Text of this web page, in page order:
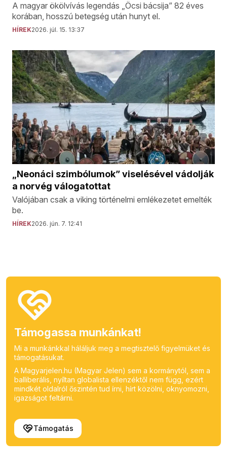
A magyar ökölvívás legendás „Öcsi bácsija” 82 éves
korában, hosszú betegség után hunyt el.
HÍREK2026. júl. 15. 13:37
„Neonáci szimbólumok” viselésével vádolják
a norvég válogatottat
Valójában csak a viking történelmi emlékezetet emelték
be.
HÍREK2026. jún. 7. 12:41
Támogassa munkánkat!
Mi a munkánkkal háláljuk meg a megtisztelő figyelmüket és
támogatásukat.
A Magyarjelen.hu (Magyar Jelen) sem a kormánytól, sem a
balliberális, nyíltan globalista ellenzéktől nem függ, ezért
mindkét oldalról őszintén tud írni, hírt közölni, oknyomozni,
igazságot feltárni.
Támogatás